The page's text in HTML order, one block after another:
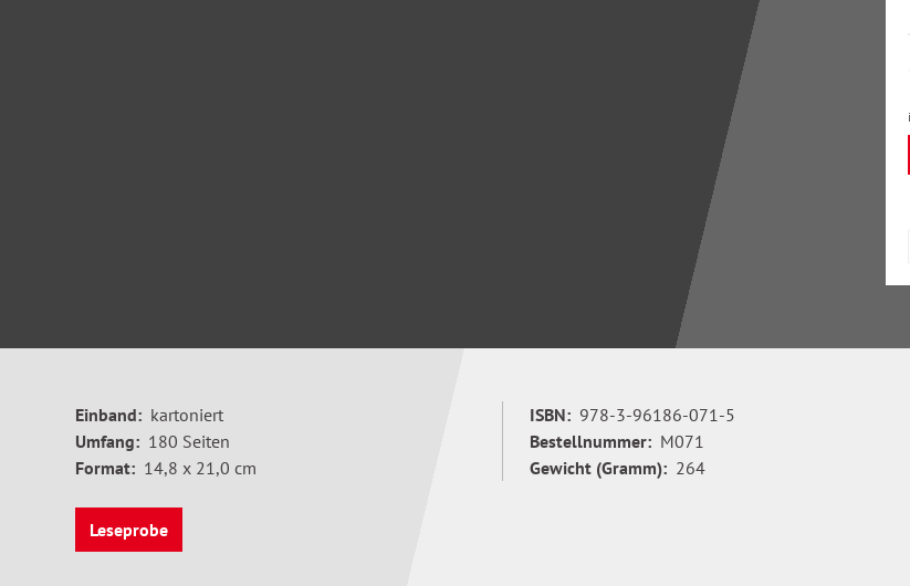
Einband: kartoniert
Umfang: 180 Seiten
Format: 14,8 x 21,0 cm
ISBN: 978-3-96186-071-5
Bestellnummer: M071
Gewicht (Gramm): 264
Leseprobe